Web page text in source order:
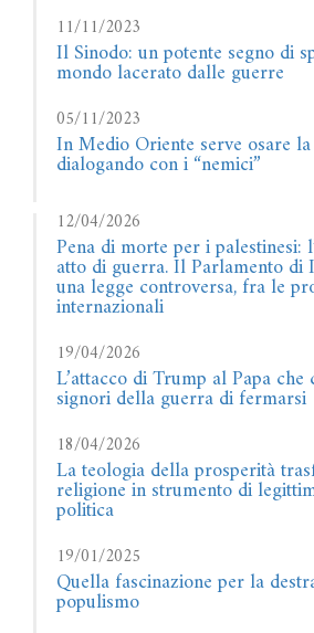
11/11/2023
Il Sinodo: un potente segno di
mondo lacerato dalle guerre
05/11/2023
In Medio Oriente serve osare
dialogando con i “nemici”
12/04/2026
Pena di morte per i palestinesi:
atto di guerra. Il Parlamento di
una legge controversa, fra le
internazionali
19/04/2026
L’attacco di Trump al Papa che
signori della guerra di fermarsi
18/04/2026
La teologia della prosperità
religione in strumento di
politica
19/01/2025
Quella fascinazione per la
populismo